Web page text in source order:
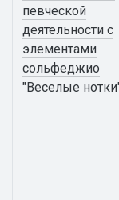
певческой
деятельности с
элементами
сольфеджио
"Веселые